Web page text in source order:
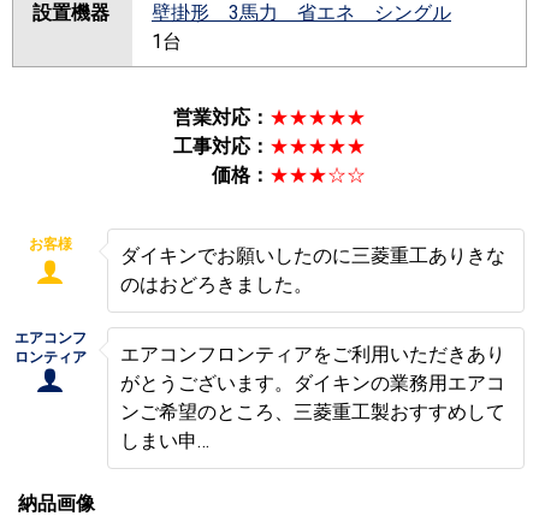
設置機器
壁掛形 3馬力 省エネ シングル
1台
営業対応： ★★★★★
工事対応： ★★★★★
価格： ★★★☆☆
お客様
ダイキンでお願いしたのに三菱重工ありきな
のはおどろきました。
エアコンフ
ロンティア
エアコンフロンティアをご利用いただきあり
がとうございます。ダイキンの業務用エアコ
ンご希望のところ、三菱重工製おすすめして
しまい申…
納品画像